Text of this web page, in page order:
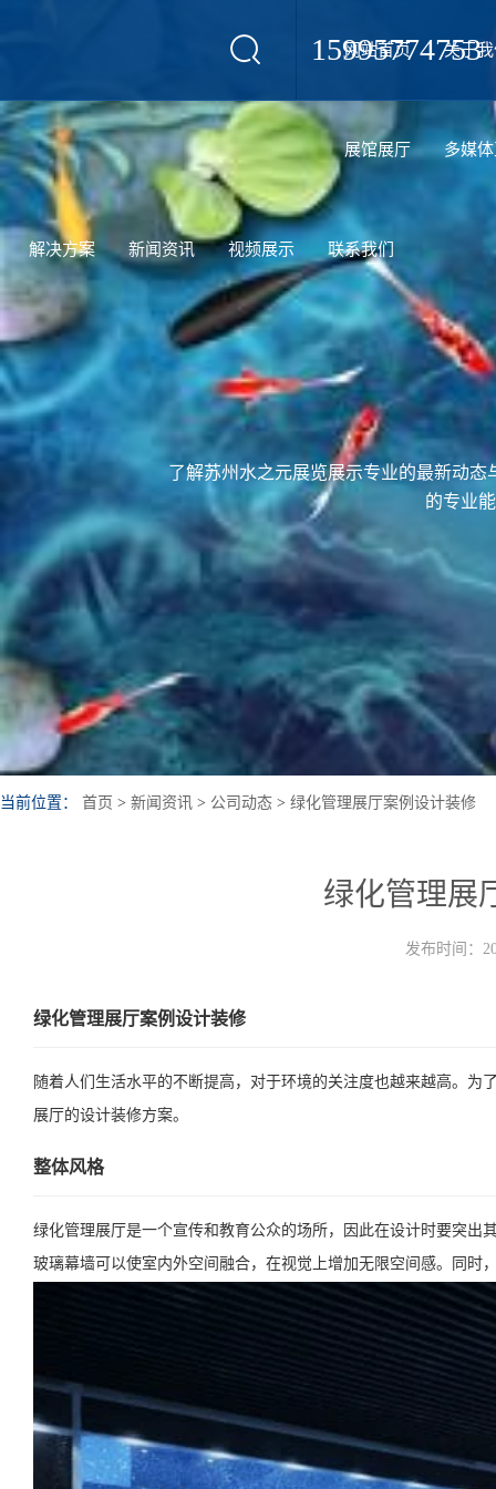
15995774753
网站首页 关于
展馆展厅 多媒
解决方案 新闻资讯 视频展示 联系我们
了解苏州水之元展览展示专业的最新动
的专业
当前位置： 首页 > 新闻资讯 > 公司动态 > 绿化管理展厅案例设计装修
绿化管理展
发布时间：
绿化管理展厅案例设计装修
随着人们生活水平的不断提高，对于环境的关注度也越来越高。
展厅的设计装修方案。
整体风格
绿化管理展厅是一个宣传和教育公众的场所，因此在设计时要突
玻璃幕墙可以使室内外空间融合，在视觉上增加无限空间感。同